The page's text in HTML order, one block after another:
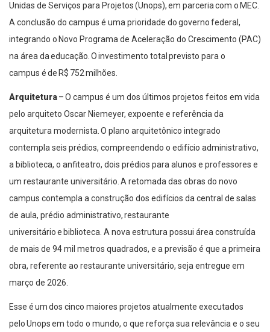
Unidas de Serviços para Projetos (Unops), em parceria com o MEC.
A conclusão do campus é uma prioridade do governo federal,
integrando o Novo Programa de Aceleração do Crescimento (PAC)
na área da educação. O investimento total previsto para o
campus é de R$ 752 milhões.
Arquitetura–O campus é um dos últimos projetos feitos em vida
pelo arquiteto Oscar Niemeyer, expoente e referência da
arquitetura modernista. O plano arquitetônico integrado
contempla seis prédios, compreendendo o edifício administrativo,
a biblioteca, o anfiteatro, dois prédios para alunos e professores e
um restaurante universitário. A retomada das obras do novo
campus contempla a construção dos edifícios da central de salas
de aula, prédio administrativo, restaurante
universitário e biblioteca. A nova estrutura possui área construída
de mais de 94 mil metros quadrados, e a previsão é que a primeira
obra, referente ao restaurante universitário, seja entregue em
março de 2026.
Esse é um dos cinco maiores projetos atualmente executados
pelo Unops em todo o mundo, o que reforça sua relevância e o seu